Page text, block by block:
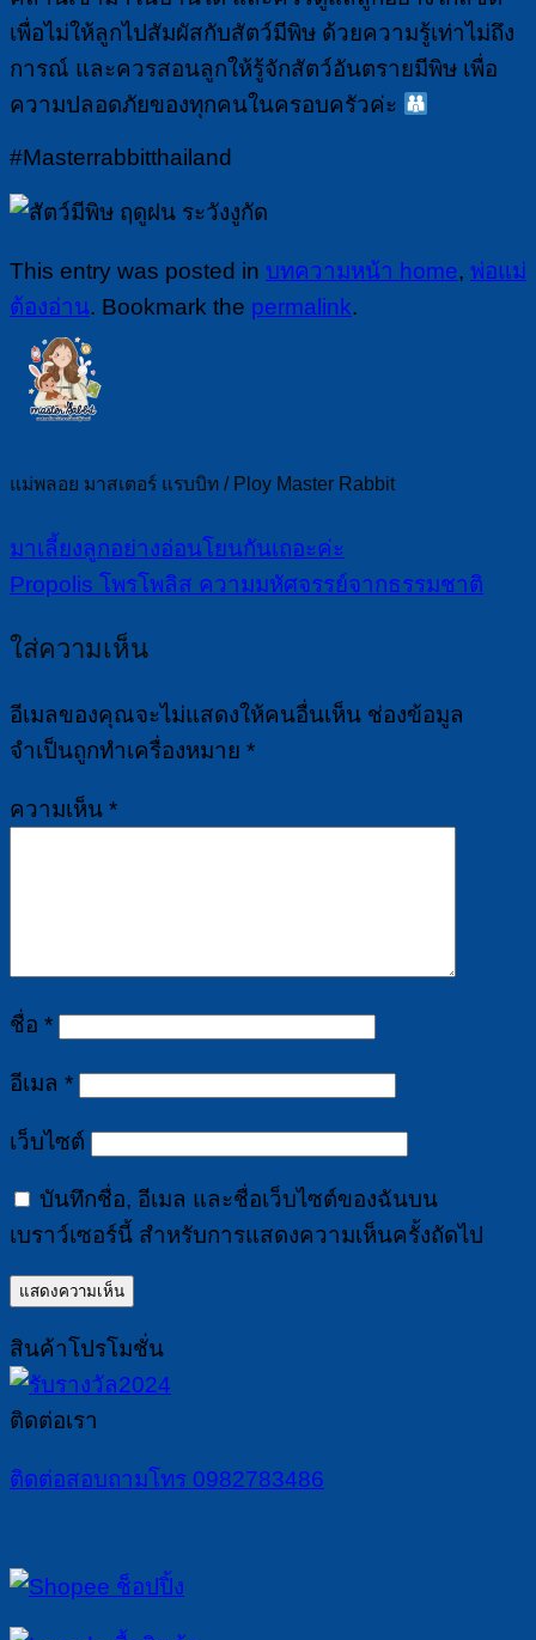
เพื่อไม่ให้ลูกไปสัมผัสกับสัตว์มีพิษ ด้วยความรู้เท่าไม่ถึง
การณ์ และควรสอนลูกให้รู้จักสัตว์อันตรายมีพิษ เพื่อ
ความปลอดภัยของทุกคนในครอบครัวค่ะ
#Masterrabbitthailand
This entry was posted in บทความหน้า home, พ่อแม่
ต้องอ่าน. Bookmark the permalink.
แม่พลอย มาสเตอร์ แรบบิท / Ploy Master Rabbit
มาเลี้ยงลูกอย่างอ่อนโยนกันเถอะค่ะ
Propolis โพรโพลิส ความมหัศจรรย์จากธรรมชาติ
ใส่ความเห็น
อีเมลของคุณจะไม่แสดงให้คนอื่นเห็น ช่องข้อมูล
จำเป็นถูกทำเครื่องหมาย *
ความเห็น *
ชื่อ *
อีเมล *
เว็บไซต์
บันทึกชื่อ, อีเมล และชื่อเว็บไซต์ของฉันบน
เบราว์เซอร์นี้ สำหรับการแสดงความเห็นครั้งถัดไป
สินค้าโปรโมชั่น
ติดต่อเรา
ติดต่อสอบถามโทร 0982783486